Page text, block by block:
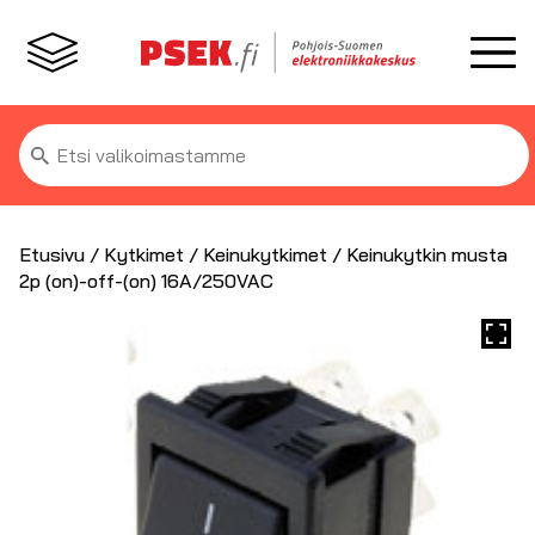
Etsi:
Etusivu / Kytkimet / Keinukytkimet / Keinukytkin musta
2p (on)-off-(on) 16A/250VAC